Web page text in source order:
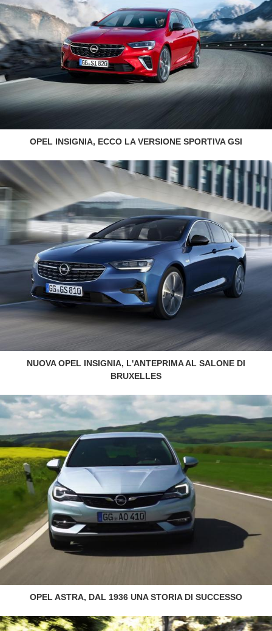
OPEL INSIGNIA, ECCO LA VERSIONE SPORTIVA GSI
NUOVA OPEL INSIGNIA, L'ANTEPRIMA AL SALONE DI
BRUXELLES
OPEL ASTRA, DAL 1936 UNA STORIA DI SUCCESSO